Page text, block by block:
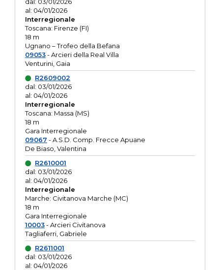
al: 04/01/2026
Interregionale
Toscana: Firenze (FI)
18 m
Ugnano – Trofeo della Befana
09053- Arcieri della Real Villa
Venturini, Gaia
R2609002
dal: 03/01/2026
al: 04/01/2026
Interregionale
Toscana: Massa (MS)
18 m
Gara Interregionale
09067 - A.S.D. Comp. Frecce Apuane
De Biaso, Valentina
R2610001
dal: 03/01/2026
al: 04/01/2026
Interregionale
Marche: Civitanova Marche (MC)
18 m
Gara Interregionale
10003- Arcieri Civitanova
Tagliaferri, Gabriele
R2611001
dal: 03/01/2026
al: 04/01/2026